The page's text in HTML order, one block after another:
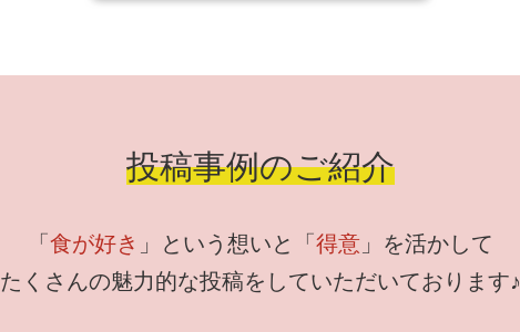
投稿事例のご紹介
「 食が好き 」という想いと「 得意 」を活かして
たくさんの魅力的な投稿をしていただいております♪